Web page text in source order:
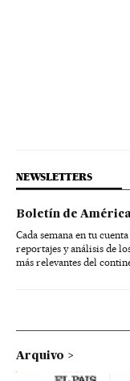
NEWSLETTERS
Boletín de
Cada semana en tu
reportajes y análisis de
más relevantes del
Arquivo